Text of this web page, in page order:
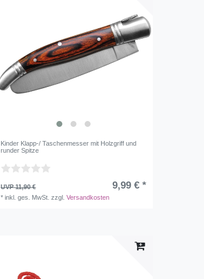
Kinder Klapp-/ Taschenmesser mit Holzgriff und
runder Spitze
UVP 11,90 € 9,99 € *
*inkl. ges. MwSt. zzgl.Versandkosten